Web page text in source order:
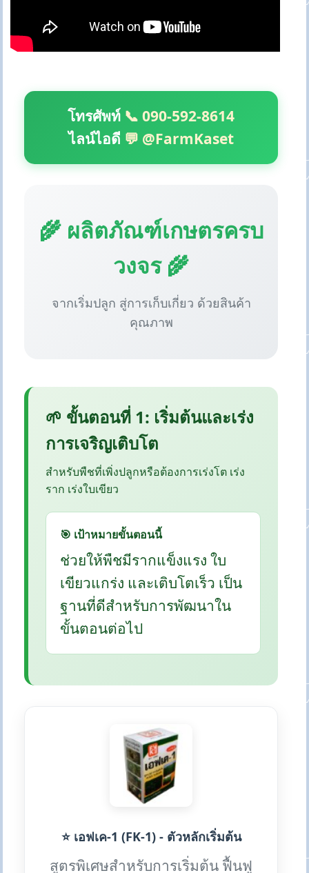
โทรศัพท์ 📞 090-592-8614
ไลน์ไอดี 💬 @FarmKaset
🌾 ผลิตภัณฑ์เกษตรครบ
วงจร 🌾
จากเริ่มปลูก สู่การเก็บเกี่ยว ด้วยสินค้า
คุณภาพ
🌱 ขั้นตอนที่ 1: เริ่มต้นและเร่ง
การเจริญเติบโต
สำหรับพืชที่เพิ่งปลูกหรือต้องการเร่งโต เร่ง
ราก เร่งใบเขียว
🎯 เป้าหมายขั้นตอนนี้
ช่วยให้พืชมีรากแข็งแรง ใบ
เขียวแกร่ง และเติบโตเร็ว เป็น
ฐานที่ดีสำหรับการพัฒนาใน
ขั้นตอนต่อไป
⭐ เอฟเค-1 (FK-1) - ตัวหลักเริ่มต้น
สูตรพิเศษสำหรับการเริ่มต้น ฟื้นฟู